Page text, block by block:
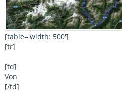
[table='width: 500']
[tr]
[td]
Von
[/td]